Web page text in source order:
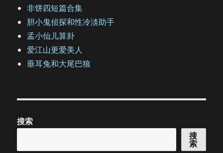
非饼四短篇合集
胆小鬼侦探和性冷淡助手
孟小仙儿算卦
爱江山更爱美人
垂耳兔和大尾巴狼
搜索
搜
索